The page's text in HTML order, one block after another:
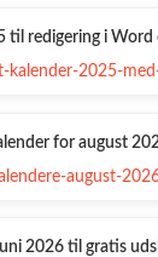
til redigering i
for august
2026 til gratis